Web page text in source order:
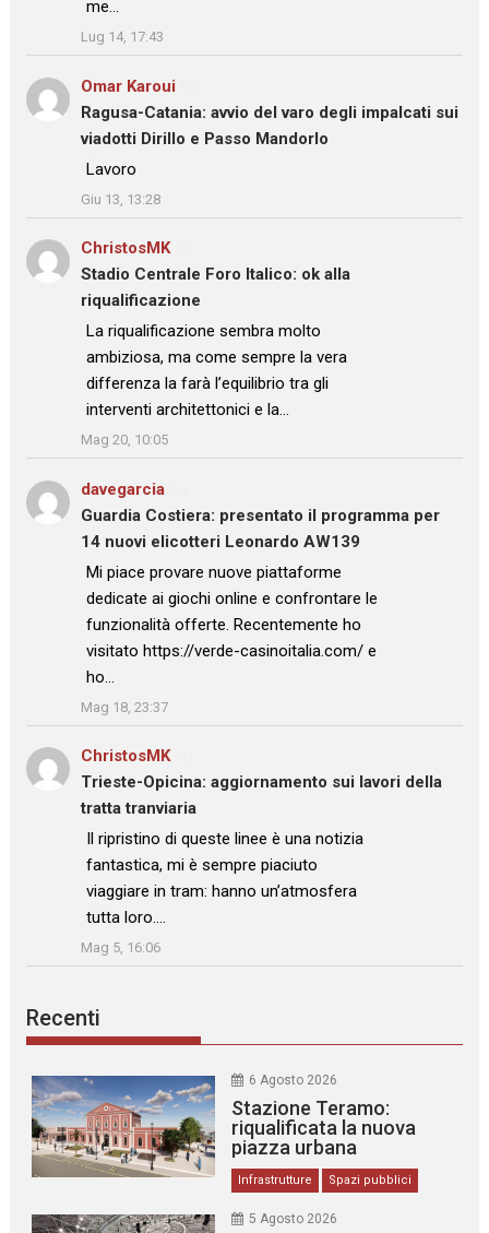
me…
”
Lug 14, 17:43
Omar Karoui
Ragusa-Catania: avvio del varo degli impalcati sui
viadotti Dirillo e Passo Mandorlo
: “Lavoro
”
Giu 13, 13:28
ChristosMKsu
Stadio Centrale Foro Italico: ok alla
riqualificazione
: “La riqualificazione sembra molto
ambiziosa, ma come sempre la vera
differenza la farà l’equilibrio tra gli
interventi architettonici e la…
”
Mag 20, 10:05
davegarcia
Guardia Costiera: presentato il programma per
14 nuovi elicotteri Leonardo AW139
: “
Mi piace provare nuove piattaforme
dedicate ai giochi online e confrontare le
funzionalità offerte. Recentemente ho
visitato https://verde-casinoitalia.com/ e
ho…
”
Mag 18, 23:37
ChristosMKsu
Trieste-Opicina: aggiornamento sui lavori della
tratta tranviaria
: “
Il ripristino di queste linee è una notizia
fantastica, mi è sempre piaciuto
viaggiare in tram: hanno un’atmosfera
tutta loro.…
”
Mag 5, 16:06
Recenti
6 Agosto 2026
Stazione Teramo:
riqualificata la nuova
piazza urbana
Infrastrutture Spazi pubblici
5 Agosto 2026